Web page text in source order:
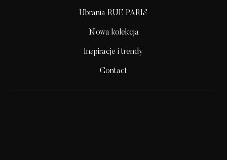
Ubrania RUE PARIS
Nowa kolekcja
Inspiracje i trendy
Contact